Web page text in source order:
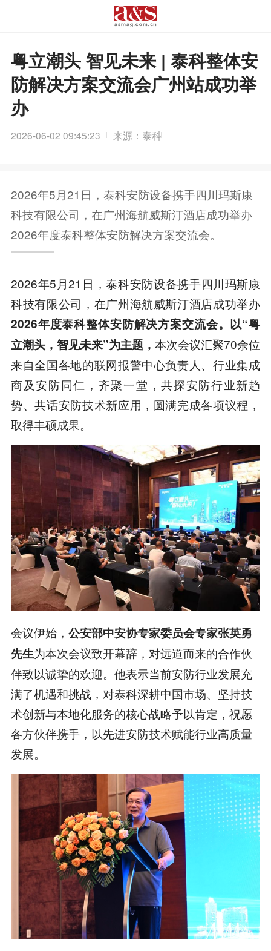
粤立潮头 智见未来 | 泰科整体安
防解决方案交流会广州站成功举
办
2026-06-02 09:45:23 来源：泰科
2026年5月21日，泰科安防设备携手四川玛斯康
科技有限公司，在广州海航威斯汀酒店成功举办
2026年度泰科整体安防解决方案交流会。
2026年5月21日，泰科安防设备携手四川玛斯康
科技有限公司，在广州海航威斯汀酒店成功举办
2026年度泰科整体安防解决方案交流会。以“粤
立潮头，智见未来”为主题，本次会议汇聚70余位
来自全国各地的联网报警中心负责人、行业集成
商及安防同仁，齐聚一堂，共探安防行业新趋
势、共话安防技术新应用，圆满完成各项议程，
取得丰硕成果。
会议伊始， 公安部中安协专家委员会专家张英勇
先生为本次会议致开幕辞，对远道而来的合作伙
伴致以诚挚的欢迎。他表示当前安防行业发展充
满了机遇和挑战，对泰科深耕中国市场、坚持技
术创新与本地化服务的核心战略予以肯定，祝愿
各方伙伴携手，以先进安防技术赋能行业高质量
发展。